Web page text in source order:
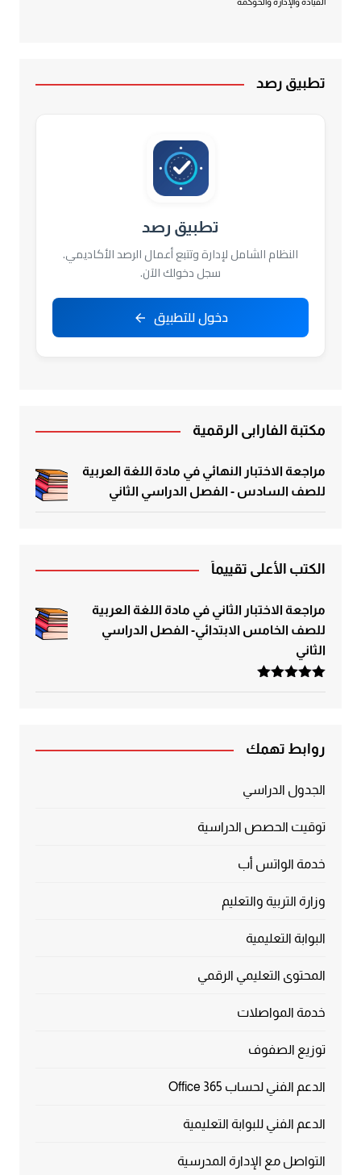
القيادة والإدارة والحوكمة
تطبيق رصد
تطبيق رصد
النظام الشامل لإدارة وتتبع أعمال الرصد الأكاديمي.
سجل دخولك الآن.
دخول للتطبيق
مكتبة الفارابي الرقمية
مراجعة الاختبار النهائي في مادة اللغة العربية
للصف السادس - الفصل الدراسي الثاني
الكتب الأعلى تقييماً
مراجعة الاختبار الثاني في مادة اللغة العربية
للصف الخامس الابتدائي- الفصل الدراسي
الثاني
تم التقييم
روابط تهمك
الجدول الدراسي
توقيت الحصص الدراسية
خدمة الواتس أب
وزارة التربية والتعليم
البوابة التعليمية
المحتوى التعليمي الرقمي
خدمة المواصلات
توزيع الصفوف
الدعم الفني لحساب Office 365
الدعم الفني للبوابة التعليمية
التواصل مع الإدارة المدرسية